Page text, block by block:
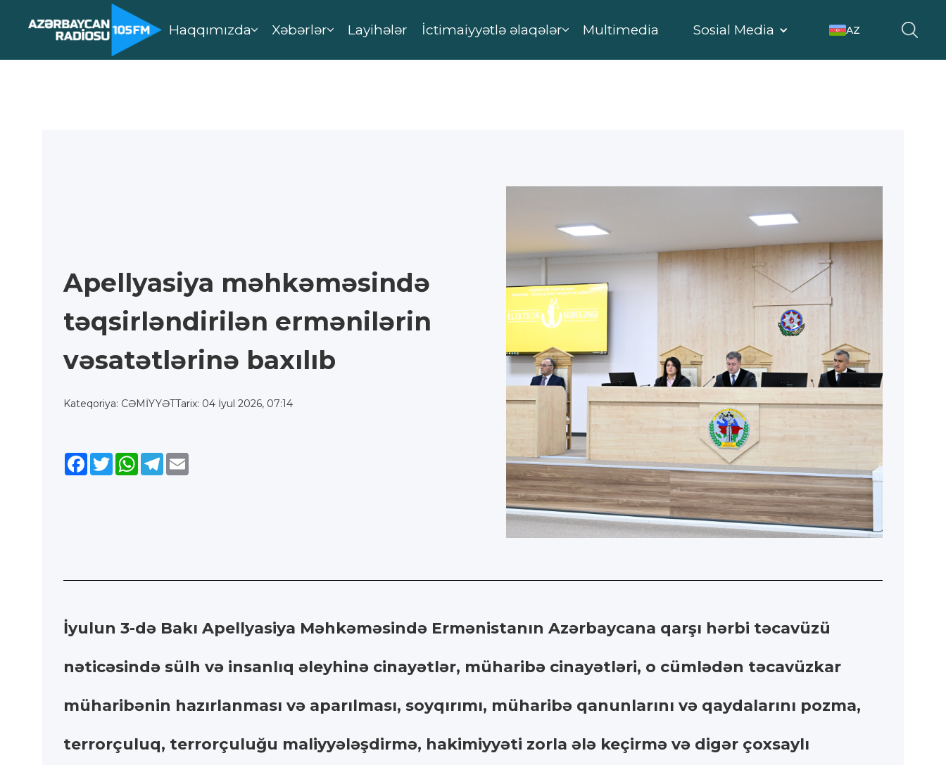
Haqqımızda Xəbərlər Layihələr İctimaiyyətlə əlaqələr Multimedia Sosial Media AZ
Apellyasiya məhkəməsində
təqsirləndirilən ermənilərin
vəsatətlərinə baxılıb
Kateqoriya: CƏMİYYƏTTarix: 04 İyul 2026, 07:14
Facebook
TwitterWhatsApp
Telegram
İyulun 3-də Bakı Apellyasiya Məhkəməsində Ermənistanın Azərbaycana qarşı hərbi təcavüzü
nəticəsində sülh və insanlıq əleyhinə cinayətlər, müharibə cinayətləri, o cümlədən təcavüzkar
müharibənin hazırlanması və aparılması, soyqırımı, müharibə qanunlarını və qaydalarını pozma,
terrorçuluq, terrorçuluğu maliyyələşdirmə, hakimiyyəti zorla ələ keçirmə və digər çoxsaylı